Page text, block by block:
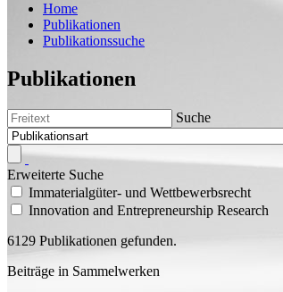
Home
Publikationen
Publikationssuche
Publikationen
Suche
Erweiterte Suche
Immaterialgüter- und Wettbewerbsrecht
Innovation and Entrepreneurship Research
6129 Publikationen gefunden.
Beiträge in Sammelwerken